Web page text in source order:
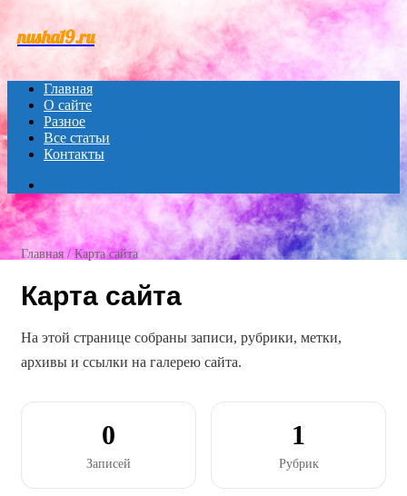
nusha19.ru
Главная
О сайте
Разное
Все статьи
Контакты
for
Главная /Карта сайта
Карта сайта
На этой странице собраны записи, рубрики, метки,
архивы и ссылки на галерею сайта.
0
Записей
1
Рубрик